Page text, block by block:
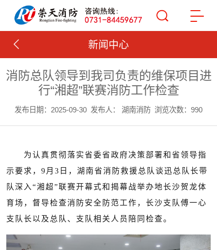
新闻中心
消防总队领导到我司负责的维保项目进
行“湘超”联赛消防工作检查
发布日期：2025-09-30 发布人： 湖南消防 浏览次数：990
为认真贯彻落实省委省政府决策部署和省领导指
示要求，9月3日，湖南省消防救援总队谈迅总队长带
队深入“湘超”联赛开幕式和揭幕战举办地长沙贺龙体
育场，督导检查消防安全防范工作，长沙支队傅一心
支队长以及总队、支队相关人员陪同检查。